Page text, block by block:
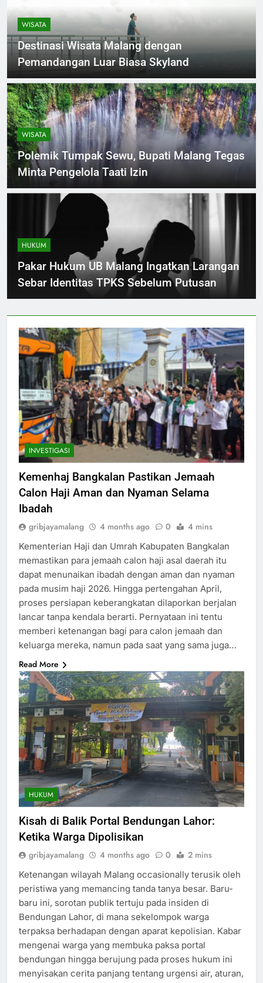
WISATA
Destinasi Wisata Malang dengan
Pemandangan Luar Biasa Skyland
WISATA
Polemik Tumpak Sewu, Bupati Malang Tegas
Minta Pengelola Taati Izin
HUKUM
Pakar Hukum UB Malang Ingatkan Larangan
Sebar Identitas TPKS Sebelum Putusan
INVESTIGASI
Kemenhaj Bangkalan Pastikan Jemaah
Calon Haji Aman dan Nyaman Selama
Ibadah
gribjayamalang 4 months ago 0 4 mins
Kementerian Haji dan Umrah Kabupaten Bangkalan
memastikan para jemaah calon haji asal daerah itu
dapat menunaikan ibadah dengan aman dan nyaman
pada musim haji 2026. Hingga pertengahan April,
proses persiapan keberangkatan dilaporkan berjalan
lancar tanpa kendala berarti. Pernyataan ini tentu
memberi ketenangan bagi para calon jemaah dan
keluarga mereka, namun pada saat yang sama juga…
Read More
HUKUM
Kisah di Balik Portal Bendungan Lahor:
Ketika Warga Dipolisikan
gribjayamalang 4 months ago 0 2 mins
Ketenangan wilayah Malang occasionally terusik oleh
peristiwa yang memancing tanda tanya besar. Baru-
baru ini, sorotan publik tertuju pada insiden di
Bendungan Lahor, di mana sekelompok warga
terpaksa berhadapan dengan aparat kepolisian. Kabar
mengenai warga yang membuka paksa portal
bendungan hingga berujung pada proses hukum ini
menyisakan cerita panjang tentang urgensi air, aturan,